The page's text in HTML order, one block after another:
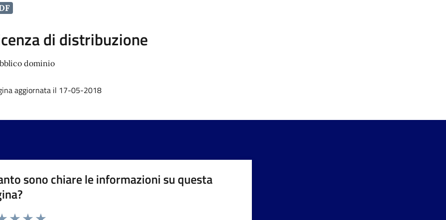
di distribuzione
dominio
aggiornata il 17-05-2018
sono chiare le informazioni su questa
1 a 5 stelle la pagina